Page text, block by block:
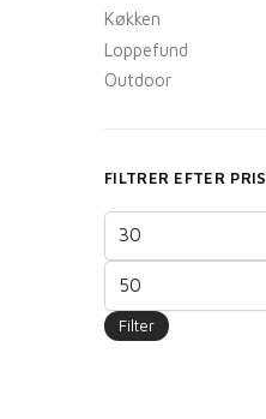
Køkken
Loppefund
Outdoor
FILTRER EFTER PRIS
Filter